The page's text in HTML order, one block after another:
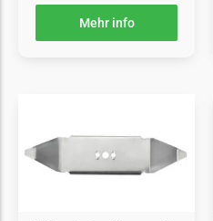
Florabest
Flymo Messer
Begrenzungsdraht
Mehr info